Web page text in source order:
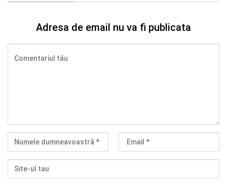
Adresa de email nu va fi publicata